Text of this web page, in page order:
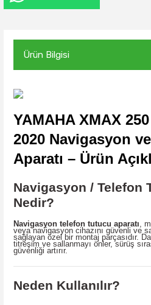
Ürün Bilgisi
YAMAHA XMAX
2020 Navigasyon
Aparatı – Ürün
Navigasyon / Telefon
Nedir?
Navigasyon telefon tutucu aparatı,
veya navigasyon cihazını güvenli ve
sağlayan özel bir montaj parçasıdır.
titreşim ve sallanmayı önler, sürüş
güvenliği artırır.
Neden Kullanılır?